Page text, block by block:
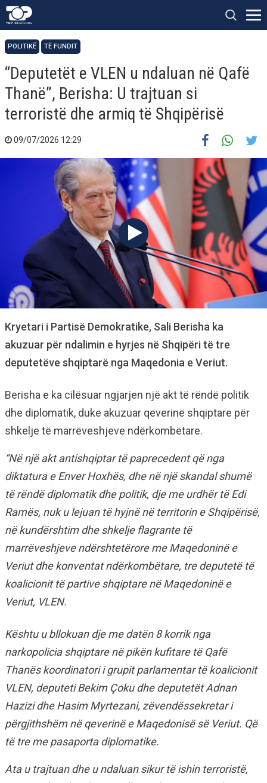
POLITIKË TË FUNDIT
“Deputetët e VLEN u ndaluan në Qafë
Thanë”, Berisha: U trajtuan si
terroristë dhe armiq të Shqipërisë
09/07/2026 12:29
Kryetari i Partisë Demokratike, Sali Berisha ka
akuzuar për ndalimin e hyrjes në Shqipëri të tre
deputetëve shqiptarë nga Maqedonia e Veriut.
Berisha e ka cilësuar ngjarjen një akt të rëndë politik
dhe diplomatik, duke akuzuar qeverinë shqiptare për
shkelje të marrëveshjeve ndërkombëtare.
“Në një akt antishqiptar të paprecedent që nga
diktatura e Enver Hoxhës, dhe në një skandal shumë
të rëndë diplomatik dhe politik, dje me urdhër të Edi
Ramës, nuk u lejuan të hyjnë në territorin e Shqipërisë,
në kundërshtim dhe shkelje flagrante të
marrëveshjeve ndërshtetërore me Maqedoninë e
Veriut dhe konventat ndërkombëtare, tre deputetë të
koalicionit të partive shqiptare në Maqedoninë e
Veriut, VLEN.
Kështu u bllokuan dje me datën 8 korrik nga
narkopolicia shqiptare në pikën kufitare të Qafë
Thanës koordinatori i grupit parlamentar të koalicionit
VLEN, deputeti Bekim Çoku dhe deputetët Adnan
Hazizi dhe Hasim Myrtezani, zëvendëssekretar i
përgjithshëm në qeverinë e Maqedonisë së Veriut. Që
të tre me pasaporta diplomatike.
Ata u trajtuan dhe u ndaluan sikur të ishin terroristë,